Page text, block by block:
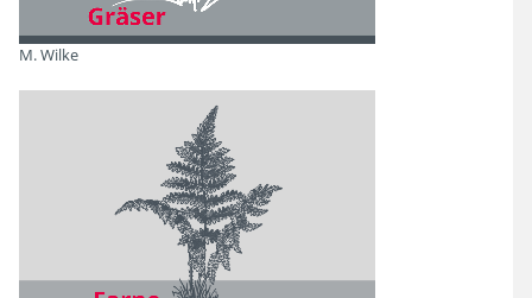
M. Wilke
Zurücksetzen
Filtern